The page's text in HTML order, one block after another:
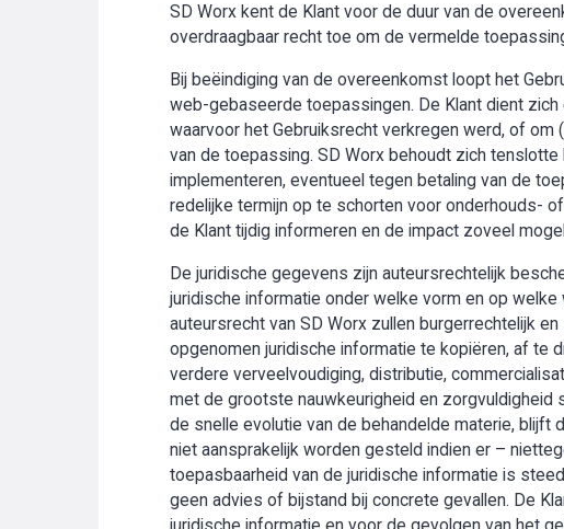
SD Worx kent de Klant voor de duur van de
overdraagbaar recht toe om de vermelde
Bij beëindiging van de overeenkomst loopt het
web-gebaseerde toepassingen. De Klant dient
waarvoor het Gebruiksrecht verkregen werd, of
van de toepassing. SD Worx behoudt zich
implementeren, eventueel tegen betaling van de
redelijke termijn op te schorten voor onderhouds-
de Klant tijdig informeren en de impact zoveel
De juridische gegevens zijn auteursrechtelijk
juridische informatie onder welke vorm en op
auteursrecht van SD Worx zullen burgerrechtelijk
opgenomen juridische informatie te kopiëren, af te
verdere verveelvoudiging, distributie,
met de grootste nauwkeurigheid en zorgvuldigheid
de snelle evolutie van de behandelde materie, blijft
niet aansprakelijk worden gesteld indien er –
toepasbaarheid van de juridische informatie is
geen advies of bijstand bij concrete gevallen. De